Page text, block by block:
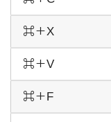
⌘＋X
⌘＋V
⌘＋F